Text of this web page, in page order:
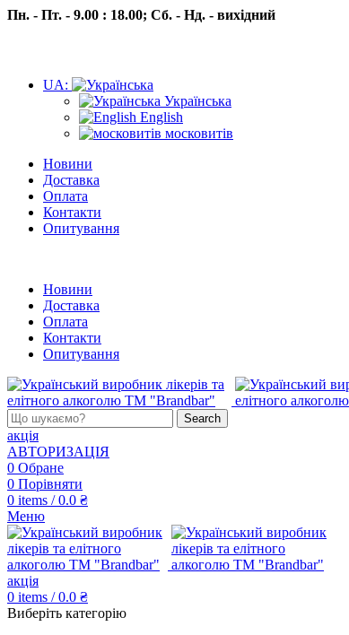
Пн. - Пт. - 9.00 : 18.00; Сб. - Нд. - вихідний
UA:
Українська
English
московитів
Новини
Доставка
Оплата
Контакти
Опитування
Новини
Доставка
Оплата
Контакти
Опитування
Search
акція
АВТОРИЗАЦІЯ
0 Обране
0 Порівняти
0 items / 0.0 ₴
Меню
акція
0 items / 0.0 ₴
Виберіть категорію